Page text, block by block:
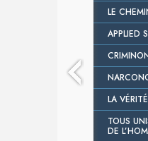
LE
APPLIED
LA
TOUS
DE